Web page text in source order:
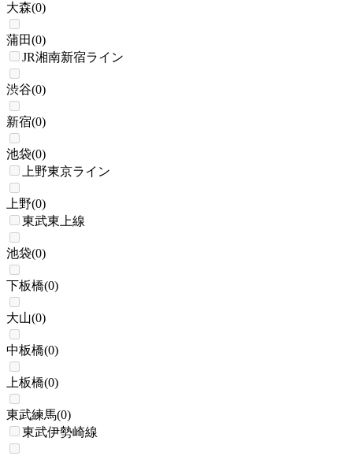
大森(0)
蒲田(0)
JR湘南新宿ライン
渋谷(0)
新宿(0)
池袋(0)
上野東京ライン
上野(0)
東武東上線
池袋(0)
下板橋(0)
大山(0)
中板橋(0)
上板橋(0)
東武練馬(0)
東武伊勢崎線